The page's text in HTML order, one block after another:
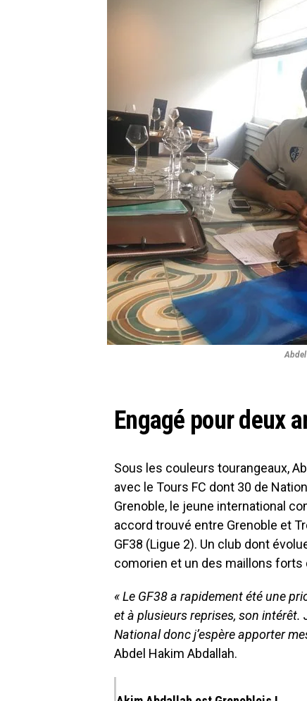
Engagé pour deux
Sous les couleurs tourangeaux,
avec le Tours FC dont 30 de
Grenoble, le jeune international
accord trouvé entre Grenoble et
GF38 (Ligue 2). Un club dont
comorien et un des maillons
« Le GF38 a rapidement été une
et à plusieurs reprises, son intérêt.
National donc j’espère apporter
Abdel Hakim Abdallah.